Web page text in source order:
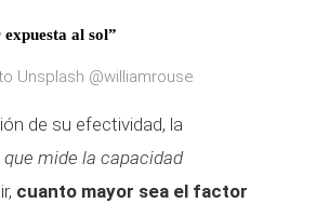
al sol”
Unsplash @williamrouse
de su efectividad, la
que mide la capacidad
cuanto mayor sea el factor